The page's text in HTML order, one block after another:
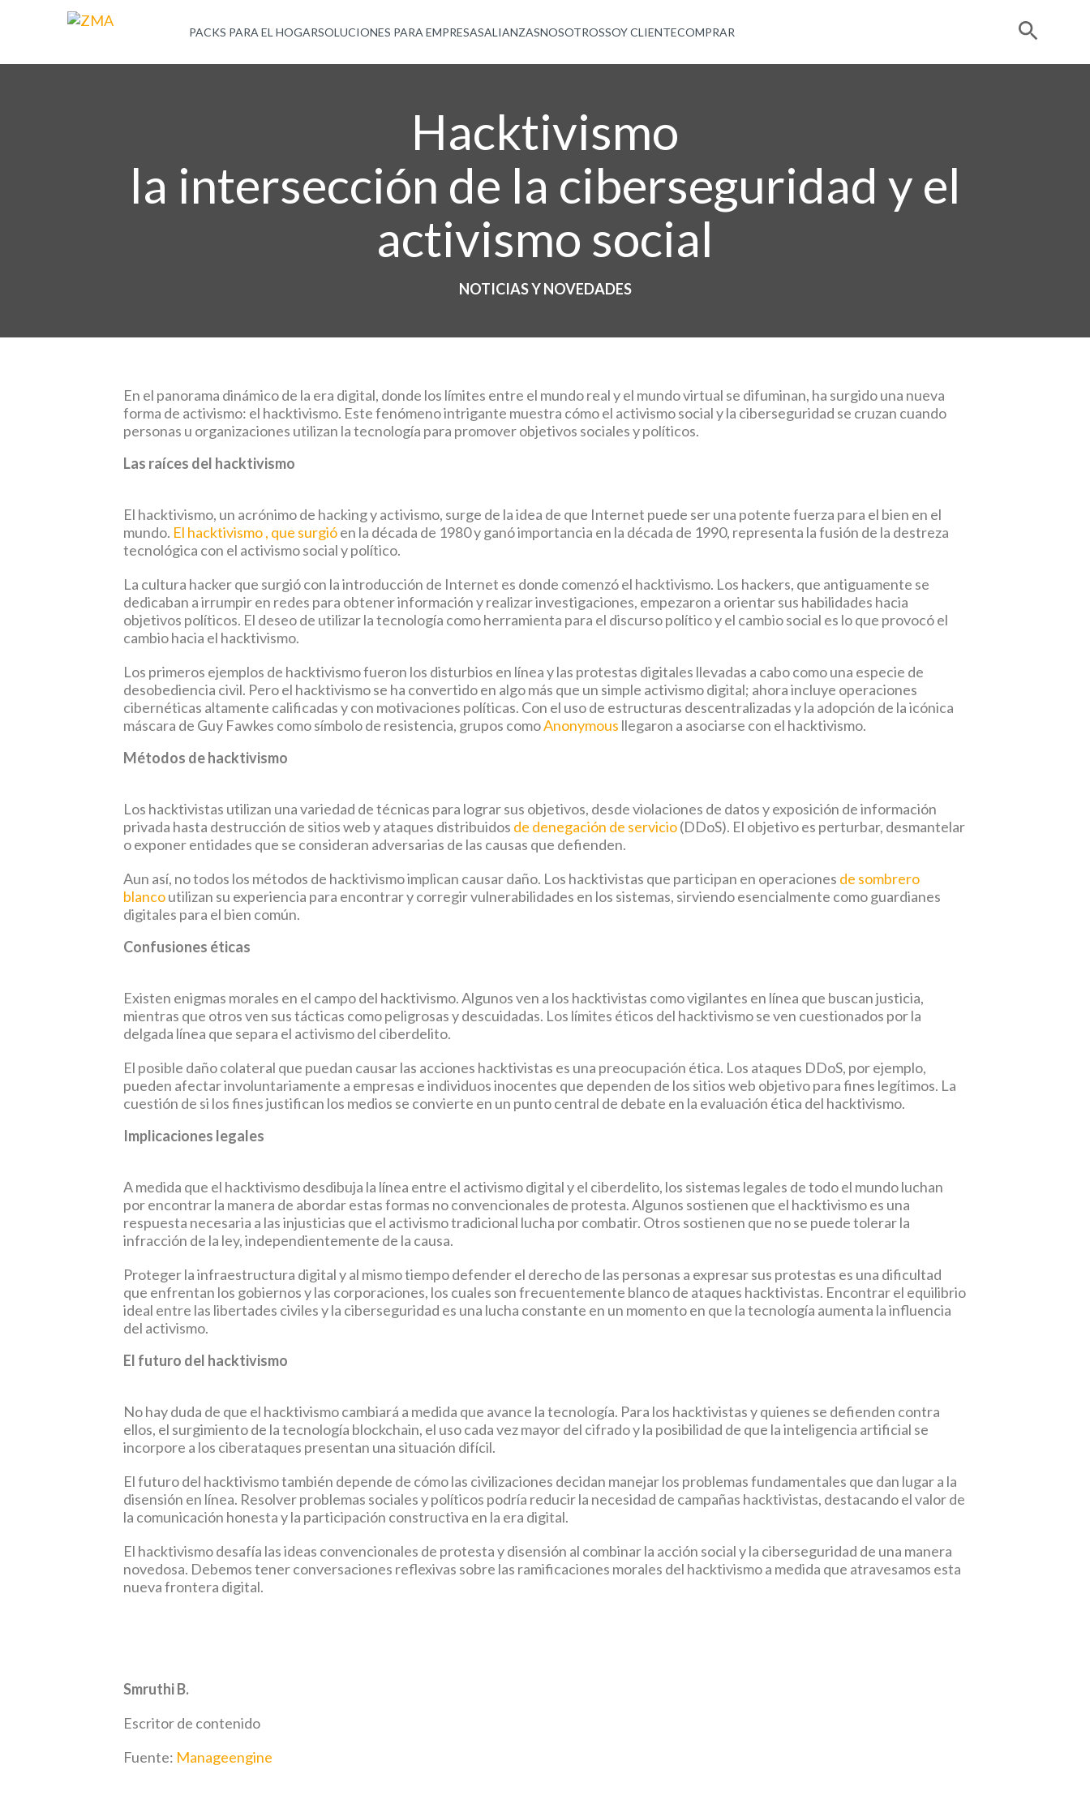
PACKS PARA EL HOGARSOLUCIONES PARA EMPRESASALIANZASNOSOTROSSOY CLIENTECOMPRAR
Hacktivismo
la intersección de la ciberseguridad y el
activismo social
NOTICIAS Y NOVEDADES
En el panorama dinámico de la era digital, donde los límites entre el mundo real y el mundo virtual se difuminan, ha surgido una nueva
forma de activismo: el hacktivismo. Este fenómeno intrigante muestra cómo el activismo social y la ciberseguridad se cruzan cuando
personas u organizaciones utilizan la tecnología para promover objetivos sociales y políticos.
Las raíces del hacktivismo
El hacktivismo, un acrónimo de hacking y activismo, surge de la idea de que Internet puede ser una potente fuerza para el bien en el
mundo. El hacktivismo , que surgióen la década de 1980 y ganó importancia en la década de 1990, representa la fusión de la destreza
tecnológica con el activismo social y político.
La cultura hacker que surgió con la introducción de Internet es donde comenzó el hacktivismo. Los hackers, que antiguamente se
dedicaban a irrumpir en redes para obtener información y realizar investigaciones, empezaron a orientar sus habilidades hacia
objetivos políticos. El deseo de utilizar la tecnología como herramienta para el discurso político y el cambio social es lo que provocó el
cambio hacia el hacktivismo.
Los primeros ejemplos de hacktivismo fueron los disturbios en línea y las protestas digitales llevadas a cabo como una especie de
desobediencia civil. Pero el hacktivismo se ha convertido en algo más que un simple activismo digital; ahora incluye operaciones
cibernéticas altamente calificadas y con motivaciones políticas. Con el uso de estructuras descentralizadas y la adopción de la icónica
máscara de Guy Fawkes como símbolo de resistencia, grupos comoAnonymous llegaron a asociarse con el hacktivismo.
Métodos de hacktivismo
Los hacktivistas utilizan una variedad de técnicas para lograr sus objetivos, desde violaciones de datos y exposición de información
privada hasta destrucción de sitios web y ataques distribuidos de denegación de servicio(DDoS). El objetivo es perturbar, desmantelar
o exponer entidades que se consideran adversarias de las causas que defienden.
Aun así, no todos los métodos de hacktivismo implican causar daño. Los hacktivistas que participan en operaciones de sombrero
blancoutilizan su experiencia para encontrar y corregir vulnerabilidades en los sistemas, sirviendo esencialmente como guardianes
digitales para el bien común.
Confusiones éticas
Existen enigmas morales en el campo del hacktivismo. Algunos ven a los hacktivistas como vigilantes en línea que buscan justicia,
mientras que otros ven sus tácticas como peligrosas y descuidadas. Los límites éticos del hacktivismo se ven cuestionados por la
delgada línea que separa el activismo del ciberdelito.
El posible daño colateral que puedan causar las acciones hacktivistas es una preocupación ética. Los ataques DDoS, por ejemplo,
pueden afectar involuntariamente a empresas e individuos inocentes que dependen de los sitios web objetivo para fines legítimos. La
cuestión de si los fines justifican los medios se convierte en un punto central de debate en la evaluación ética del hacktivismo.
Implicaciones legales
A medida que el hacktivismo desdibuja la línea entre el activismo digital y el ciberdelito, los sistemas legales de todo el mundo luchan
por encontrar la manera de abordar estas formas no convencionales de protesta. Algunos sostienen que el hacktivismo es una
respuesta necesaria a las injusticias que el activismo tradicional lucha por combatir. Otros sostienen que no se puede tolerar la
infracción de la ley, independientemente de la causa.
Proteger la infraestructura digital y al mismo tiempo defender el derecho de las personas a expresar sus protestas es una dificultad
que enfrentan los gobiernos y las corporaciones, los cuales son frecuentemente blanco de ataques hacktivistas. Encontrar el equilibrio
ideal entre las libertades civiles y la ciberseguridad es una lucha constante en un momento en que la tecnología aumenta la influencia
del activismo.
El futuro del hacktivismo
No hay duda de que el hacktivismo cambiará a medida que avance la tecnología. Para los hacktivistas y quienes se defienden contra
ellos, el surgimiento de la tecnología blockchain, el uso cada vez mayor del cifrado y la posibilidad de que la inteligencia artificial se
incorpore a los ciberataques presentan una situación difícil.
El futuro del hacktivismo también depende de cómo las civilizaciones decidan manejar los problemas fundamentales que dan lugar a la
disensión en línea. Resolver problemas sociales y políticos podría reducir la necesidad de campañas hacktivistas, destacando el valor de
la comunicación honesta y la participación constructiva en la era digital.
El hacktivismo desafía las ideas convencionales de protesta y disensión al combinar la acción social y la ciberseguridad de una manera
novedosa. Debemos tener conversaciones reflexivas sobre las ramificaciones morales del hacktivismo a medida que atravesamos esta
nueva frontera digital.
Smruthi B.
Escritor de contenido
Fuente: Manageengine